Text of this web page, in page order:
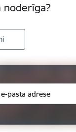
noderīga?